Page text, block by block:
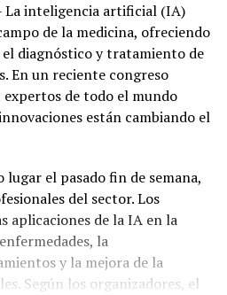
La inteligencia artificial (IA)
de la medicina, ofreciendo
el diagnóstico y tratamiento de
En un reciente congreso
expertos de todo el mundo
están cambiando el
el pasado fin de semana,
del sector. Los
aplicaciones de la IA en la
la
y la mejora de la
Según los organizadores, el